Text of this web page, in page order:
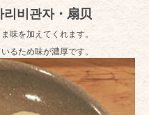
비관자・扇贝
味を加えてくれます。
るため味が濃厚です。